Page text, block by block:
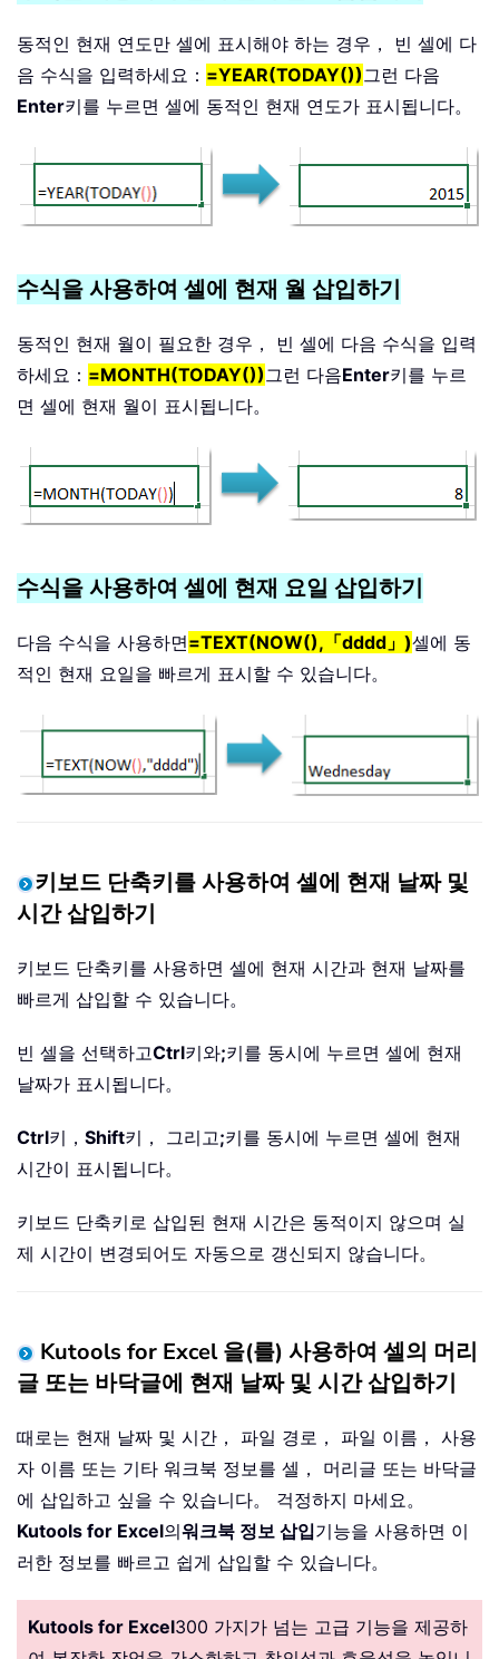
동적인 현재 연도만 셀에 표시해야 하는 경우， 빈 셀에 다
음 수식을 입력하세요： =YEAR(TODAY())그런 다음
Enter키를 누르면 셀에 동적인 현재 연도가 표시됩니다。
수식을 사용하여 셀에 현재 월 삽입하기
동적인 현재 월이 필요한 경우， 빈 셀에 다음 수식을 입력
하세요： =MONTH(TODAY())그런 다음Enter키를 누르
면 셀에 현재 월이 표시됩니다。
수식을 사용하여 셀에 현재 요일 삽입하기
다음 수식을 사용하면=TEXT(NOW(),「dddd」)셀에 동
적인 현재 요일을 빠르게 표시할 수 있습니다。
키보드 단축키를 사용하여 셀에 현재 날짜 및
시간 삽입하기
키보드 단축키를 사용하면 셀에 현재 시간과 현재 날짜를
빠르게 삽입할 수 있습니다。
빈 셀을 선택하고Ctrl키와;키를 동시에 누르면 셀에 현재
날짜가 표시됩니다。
Ctrl키， Shift키， 그리고;키를 동시에 누르면 셀에 현재
시간이 표시됩니다。
키보드 단축키로 삽입된 현재 시간은 동적이지 않으며 실
제 시간이 변경되어도 자동으로 갱신되지 않습니다。
Kutools for Excel 을(를) 사용하여 셀의 머리
글 또는 바닥글에 현재 날짜 및 시간 삽입하기
때로는 현재 날짜 및 시간， 파일 경로， 파일 이름， 사용
자 이름 또는 기타 워크북 정보를 셀， 머리글 또는 바닥글
에 삽입하고 싶을 수 있습니다。 걱정하지 마세요。
Kutools for Excel의워크북 정보 삽입기능을 사용하면 이
러한 정보를 빠르고 쉽게 삽입할 수 있습니다。
Kutools for Excel300 가지가 넘는 고급 기능을 제공하